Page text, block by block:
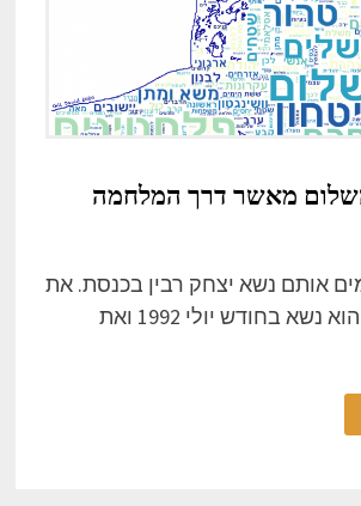
מאשר דרך המלחמה
18 נאומים אותם נשא יצחק רבין בכנסת. את
הנאום הראשון הוא נשא בחודש יולי 1992 ואת